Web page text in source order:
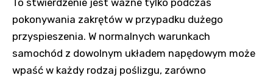
To stwierdzenie jest ważne tylko podczas
pokonywania zakrętów w przypadku dużego
przyspieszenia. W normalnych warunkach
samochód z dowolnym układem napędowym może
wpaść w każdy rodzaj poślizgu, zarówno